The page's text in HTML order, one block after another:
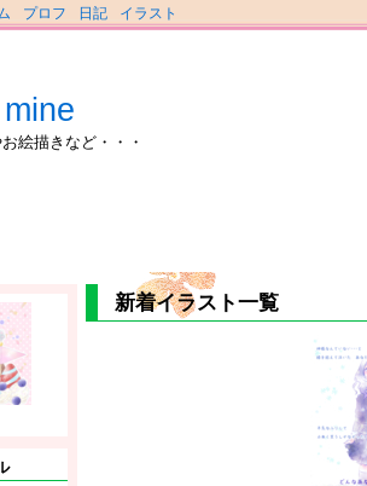
プロフ 日記 イラスト
お絵描きなど・・・
新着イラスト一覧